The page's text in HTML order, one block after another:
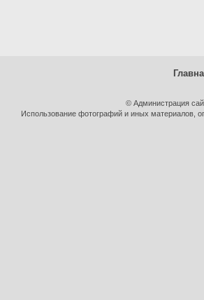
© Администрация
Использование фотографий и иных материалов,